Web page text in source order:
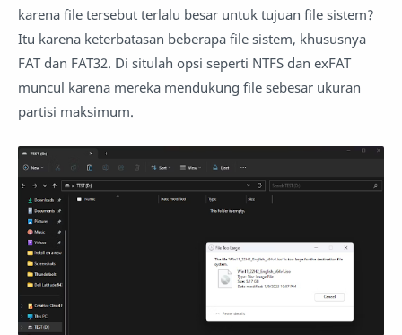
karena file tersebut terlalu besar untuk tujuan file sistem?
Itu karena keterbatasan beberapa file sistem, khususnya
FAT dan FAT32. Di situlah opsi seperti NTFS dan exFAT
muncul karena mereka mendukung file sebesar ukuran
partisi maksimum.